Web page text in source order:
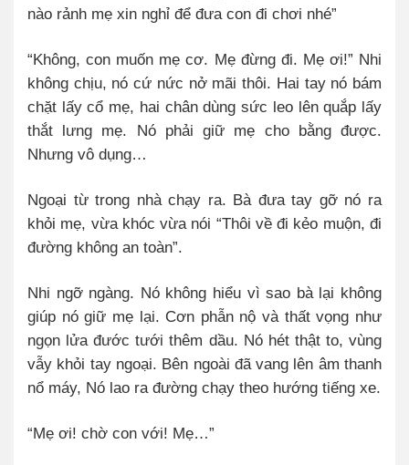
nào rảnh mẹ xin nghỉ để đưa con đi chơi nhé”
“Không, con muốn mẹ cơ. Mẹ đừng đi. Mẹ ơi!” Nhi
không chịu, nó cứ nức nở mãi thôi. Hai tay nó bám
chặt lấy cổ mẹ, hai chân dùng sức leo lên quắp lấy
thắt lưng mẹ. Nó phải giữ mẹ cho bằng được.
Nhưng vô dụng…
Ngoại từ trong nhà chạy ra. Bà đưa tay gỡ nó ra
khỏi mẹ, vừa khóc vừa nói “Thôi về đi kẻo muộn, đi
đường không an toàn”.
Nhi ngỡ ngàng. Nó không hiểu vì sao bà lại không
giúp nó giữ mẹ lại. Cơn phẫn nộ và thất vọng như
ngọn lửa đước tưới thêm dầu. Nó hét thật to, vùng
vẫy khỏi tay ngoại. Bên ngoài đã vang lên âm thanh
nổ máy, Nó lao ra đường chạy theo hướng tiếng xe.
“Mẹ ơi! chờ con với! Mẹ…”